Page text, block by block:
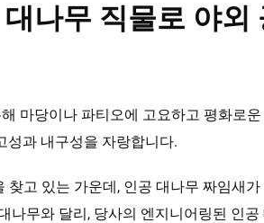
나무 직물로 야외
마당이나 파티오에 고요하고 평화로
성과 내구성을 자랑합니다.
고 있는 가운데, 인공 대나무 짜임새
무와 달리, 당사의 엔지니어링된 인